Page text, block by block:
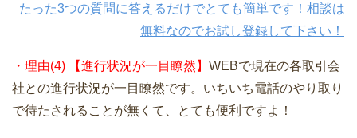
たった3つの質問に答えるだけでとても簡単です！相談は
無料なのでお試し登録して下さい！
・理由(4) 【進行状況が一目瞭然】 WEBで現在の各取引会
社との進行状況が一目瞭然です。いちいち電話のやり取り
で待たされることが無くて、とても便利ですよ！